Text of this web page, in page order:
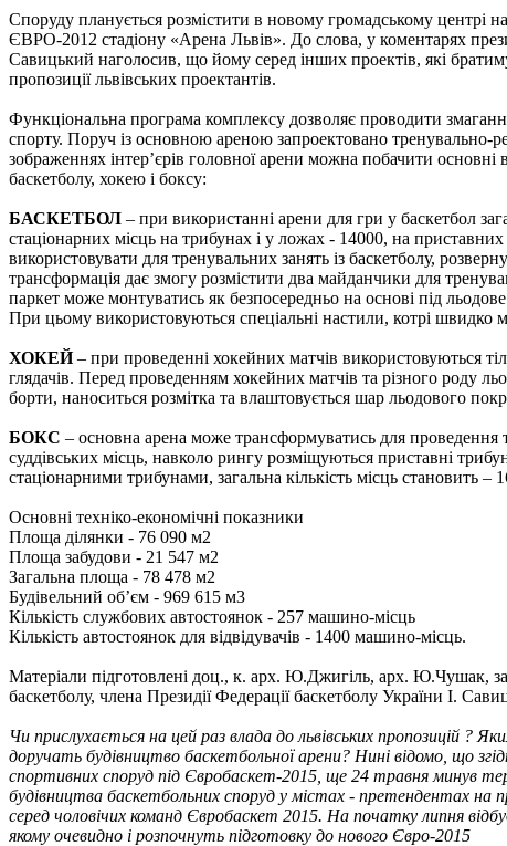
Споруду планується розмістити в новому громадському центрі
ЄВРО-2012 стадіону «Арена Львів». До слова, у коментарях
Савицький наголосив, що йому серед інших проектів, які
пропозиції львівських проектантів.
Функціональна програма комплексу дозволяє проводити
спорту. Поруч із основною ареною запроектовано тренувально-
зображеннях інтер’єрів головної арени можна побачити основні
баскетболу, хокею і боксу:
БАСКЕТБОЛ – при використанні арени для гри у баскетбол
стаціонарних місць на трибунах і у ложах - 14000, на
використовувати для тренувальних занять із баскетболу,
трансформація дає змогу розмістити два майданчики для
паркет може монтуватись як безпосередньо на основі під
При цьому використовуються спеціальні настили, котрі швидко
ХОКЕЙ– при проведенні хокейних матчів використовуються
глядачів. Перед проведенням хокейних матчів та різного роду
борти, наноситься розмітка та влаштовується шар льодового
БОКС – основна арена може трансформуватись для проведення
суддівських місць, навколо рингу розміщуються приставні
стаціонарними трибунами, загальна кількість місць становить –
Основні техніко-економічні показники
Площа ділянки - 76 090 м2
Площа забудови - 21 547 м2
Загальна площа - 78 478 м2
Будівельний об’єм - 969 615 м3
Кількість службових автостоянок - 257 машино-місць
Кількість автостоянок для відвідувачів - 1400 машино-місць.
Матеріали підготовлені доц., к. арх. Ю.Джигіль, арх. Ю.Чушак, за
баскетболу, члена Президії Федерації баскетболу України І.
Чи прислухається на цей раз влада до львівських пропозицій ?
доручать будівництво баскетбольної арени? Нині відомо, що
спортивних споруд під Євробаскет-2015, ще 24 травня минув
будівництва баскетбольних споруд у містах - претендентах на
серед чоловічих команд Євробаскет 2015. На початку липня
якому очевидно і розпочнуть підготовку до нового Євро-2015